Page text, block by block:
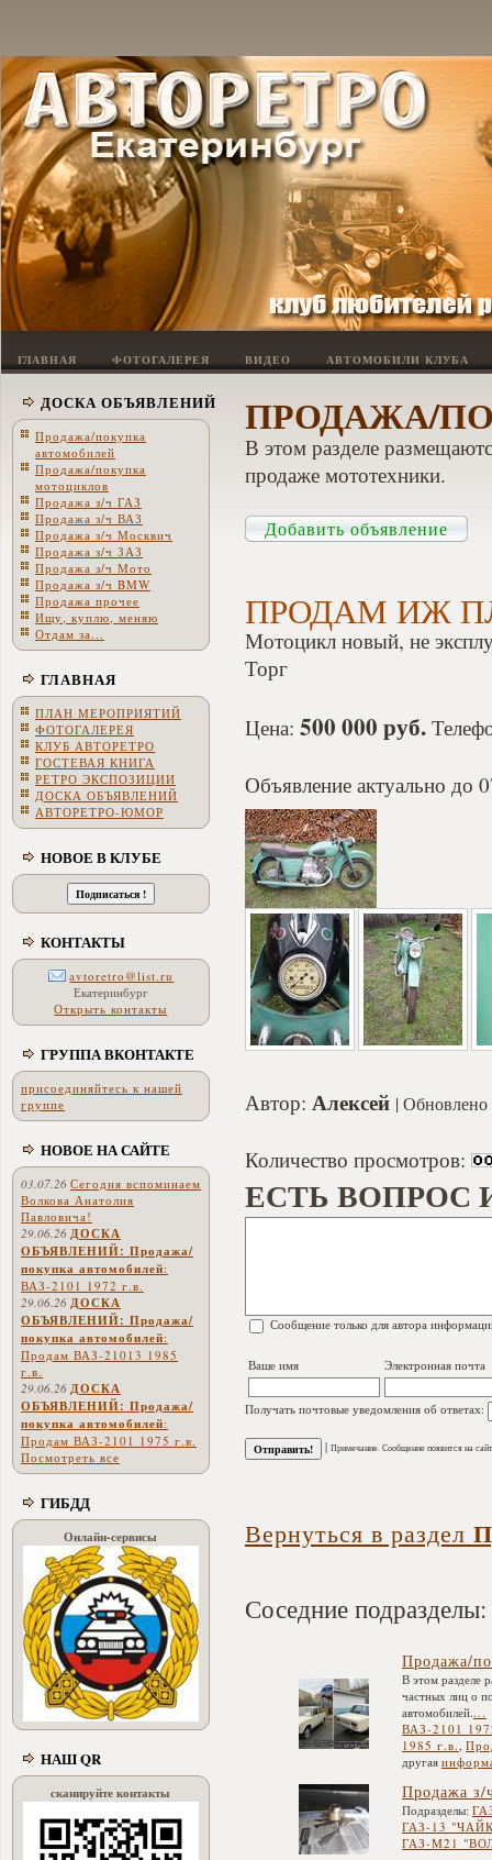
ГЛАВНАЯ ФОТОГАЛЕРЕЯ ВИДЕО АВТОМОБИЛИ КЛУБА
ДОСКА ОБЪЯВЛЕНИЙ
Продажа/покупка
автомобилей
Продажа/покупка
мотоциклов
Продажа з/ч ГАЗ
Продажа з/ч ВАЗ
Продажа з/ч Москвич
Продажа з/ч ЗАЗ
Продажа з/ч Мото
Продажа з/ч BMW
Продажа прочее
Ищу, куплю, меняю
Отдам за...
ГЛАВНАЯ
ПЛАН МЕРОПРИЯТИЙ
ФОТОГАЛЕРЕЯ
КЛУБ АВТОРЕТРО
ГОСТЕВАЯ КНИГА
РЕТРО ЭКСПОЗИЦИИ
ДОСКА ОБЪЯВЛЕНИЙ
АВТОРЕТРО-ЮМОР
НОВОЕ В КЛУБЕ
КОНТАКТЫ
avtoretro@list.ru
Екатеринбург
Открыть контакты
ГРУППА ВКОНТАКТЕ
присоединяйтесь к нашей
группе
НОВОЕ НА САЙТЕ
03.07.26 Сегодня вспоминаем
Волкова Анатолия
Павловича!
29.06.26 ДОСКА
ОБЪЯВЛЕНИЙ: Продажа/
покупка автомобилей:
ВАЗ-2101 1972 г.в.
29.06.26 ДОСКА
ОБЪЯВЛЕНИЙ: Продажа/
покупка автомобилей:
Продам ВАЗ-21013 1985
г.в.
29.06.26 ДОСКА
ОБЪЯВЛЕНИЙ: Продажа/
покупка автомобилей:
Продам ВАЗ-2101 1975 г.в.
Посмотреть все
ГИБДД
Онлайн-сервисы
НАШ QR
сканируйте контакты
ПРОДАЖА/
В этом разделе
продаже мототехники.
Добавить объявление
ПРОДАМ ИЖ
Мотоцикл новый, не
Торг
Цена: 500 000 руб.
Объявление актуально до
Автор: Алексей Обновлено
Количество просмотров:
ЕСТЬ ВОПРОС
Сообщение только для автора
Ваше имя Электронная почта
Получать почтовые уведомления об ответах:
| Примечание. Сообщение появится на
Вернуться в раздел
Соседние подразделы:
Продажа/
В этом разделе
частных лиц о
автомобилей. ...
ВАЗ-2101
1985 г.в.
другая
Продажа з/
Подразделы:
ГАЗ-13
ГАЗ-М21